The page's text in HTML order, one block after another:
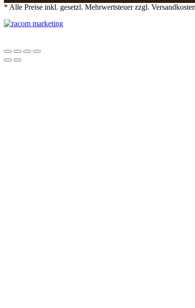
* Alle Preise inkl. gesetzl. Mehrwertsteuer zzgl.